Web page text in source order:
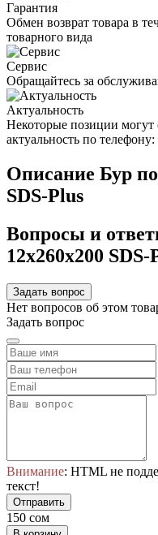
Гарантия
Обмен возврат товара в
товарного вида
Сервис
Обращайтесь за
Актуальность
Некоторые позиции могут
актуальность по телефону:
Описание Бур по
SDS-Plus
Вопросы и
12x260x200 SDS-
Задать вопрос
Нет вопросов об этом
Задать вопрос
Внимание: HTML не
текст!
Отправить
150 сом